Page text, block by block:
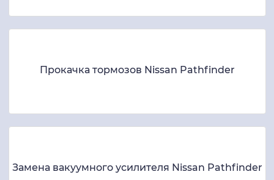
Прокачка тормозов Nissan Pathfinder
Замена вакуумного усилителя Nissan Pathfinder